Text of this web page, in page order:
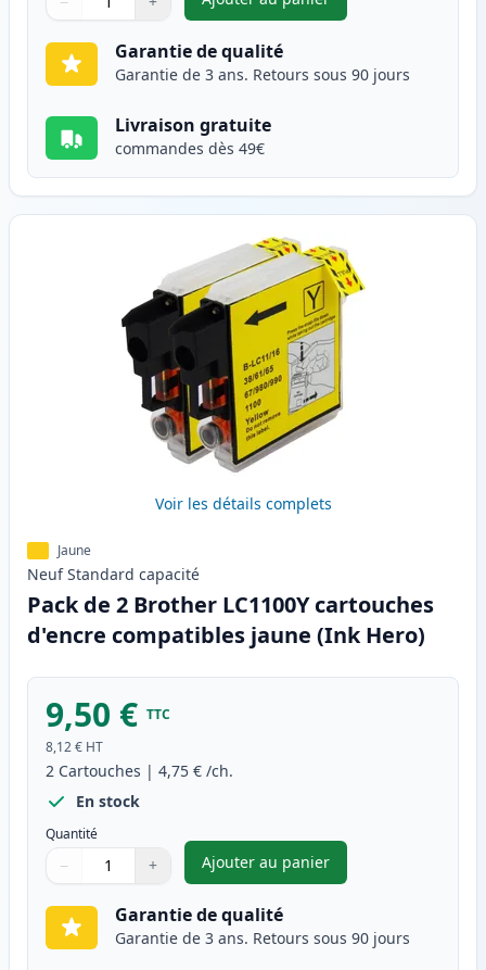
Quantité
Utilisez les boutons pour ajuster
Quantité ,Pack de 2 Brother LC1100M
Garantie de qualité
Garantie de 3 ans. Retours sous 90 jours
Livraison gratuite
commandes dès 49€
Voir les détails complets
Jaune
Neuf Standard capacité
Pack de 2 Brother LC1100Y cartouches
d'encre compatibles jaune (Ink Hero)
9,50 € TTC
8,12 € HT
2 Cartouches | 4,75 € /ch.
En stock
Quantité
Quantité
Utilisez les boutons pour ajuster
− +
Quantité
Ajouter au panier
,Pack de 2 Brother LC1100Y
Garantie de qualité
Garantie de 3 ans. Retours sous 90 jours